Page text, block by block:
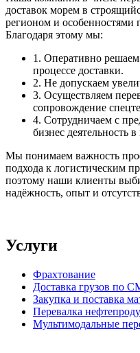
доставок морем в
регионом и особенностями
Благодаря этому мы:
1. Оперативно
процессе доставки.
2. Не допускаем
3. Осуществляем
сопровождение
4. Сотрудничаем с
бизнес деятельность
Мы понимаем важность
подхода к логистическим
поэтому наши клиенты
надёжность, опыт и
Услуги
Фрахтование
Доставка грузов по
Закупка и поставка
Перевалка
Мультимодальные